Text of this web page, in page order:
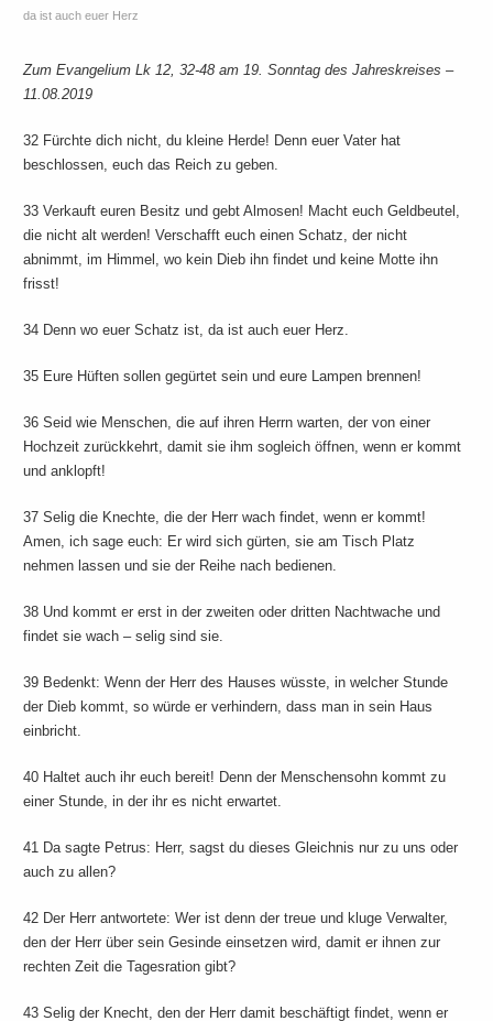
da ist auch euer Herz
Zum Evangelium Lk 12, 32-48 am 19. Sonntag des Jahreskreises –
11.08.2019
32 Fürchte dich nicht, du kleine Herde! Denn euer Vater hat
beschlossen, euch das Reich zu geben.
33 Verkauft euren Besitz und gebt Almosen! Macht euch Geldbeutel,
die nicht alt werden! Verschafft euch einen Schatz, der nicht
abnimmt, im Himmel, wo kein Dieb ihn findet und keine Motte ihn
frisst!
34 Denn wo euer Schatz ist, da ist auch euer Herz.
35 Eure Hüften sollen gegürtet sein und eure Lampen brennen!
36 Seid wie Menschen, die auf ihren Herrn warten, der von einer
Hochzeit zurückkehrt, damit sie ihm sogleich öffnen, wenn er kommt
und anklopft!
37 Selig die Knechte, die der Herr wach findet, wenn er kommt!
Amen, ich sage euch: Er wird sich gürten, sie am Tisch Platz
nehmen lassen und sie der Reihe nach bedienen.
38 Und kommt er erst in der zweiten oder dritten Nachtwache und
findet sie wach – selig sind sie.
39 Bedenkt: Wenn der Herr des Hauses wüsste, in welcher Stunde
der Dieb kommt, so würde er verhindern, dass man in sein Haus
einbricht.
40 Haltet auch ihr euch bereit! Denn der Menschensohn kommt zu
einer Stunde, in der ihr es nicht erwartet.
41 Da sagte Petrus: Herr, sagst du dieses Gleichnis nur zu uns oder
auch zu allen?
42 Der Herr antwortete: Wer ist denn der treue und kluge Verwalter,
den der Herr über sein Gesinde einsetzen wird, damit er ihnen zur
rechten Zeit die Tagesration gibt?
43 Selig der Knecht, den der Herr damit beschäftigt findet, wenn er